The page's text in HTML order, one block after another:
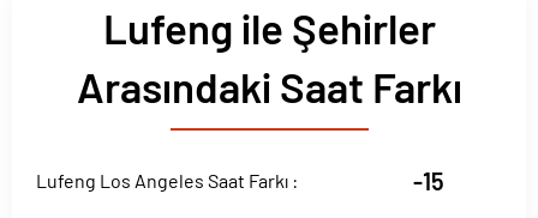
Lufeng ile Şehirler
Arasındaki Saat Farkı
Lufeng Los Angeles Saat Farkı : -15